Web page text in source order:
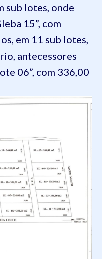
sub lotes, onde
15”, com
em 11 sub lotes,
antecessores
06”, com 336,00